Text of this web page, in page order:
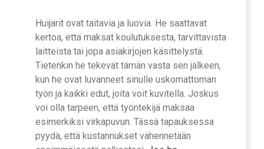
Huijarit ovat taitavia ja luovia. He saattavat
kertoa, että maksat koulutuksesta, tarvittavista
laitteista tai jopa asiakirjojen käsittelystä.
Tietenkin he tekevät tämän vasta sen jälkeen,
kun he ovat luvanneet sinulle uskomattoman
työn ja kaikki edut, joita voit kuvitella. Joskus
voi olla tarpeen, että työntekijä maksaa
esimerkiksi virkapuvun. Tässä tapauksessa
pyydä, että kustannukset vähennetään